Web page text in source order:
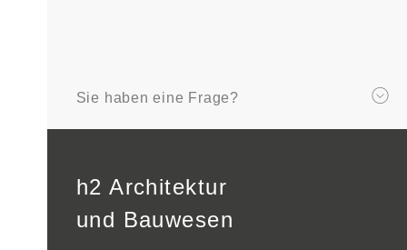
Sie haben eine Frage?
h2 Architektur
und Bauwesen